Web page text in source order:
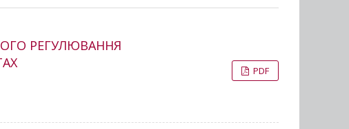
РЕГУЛЮВАННЯ
PDF